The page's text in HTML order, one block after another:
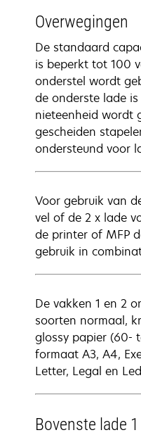
Overwegingen
De standaard
is beperkt tot 100
onderstel wordt
de onderste lade
nieteenheid wordt
gescheiden
ondersteund voor
Voor gebruik van
vel of de 2 x lade
de printer of MFP
gebruik in
De vakken 1 en 2
soorten normaal,
glossy papier (60-
formaat A3, A4,
Letter, Legal en
Bovenste lade 1